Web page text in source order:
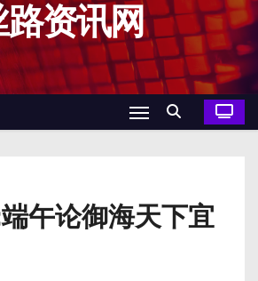
路资讯网
午论御海天下宜